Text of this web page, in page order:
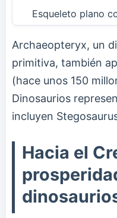
Esqueleto plano
Archaeopteryx, un
primitiva, también
(hace unos 150
Dinosaurios
incluyen
Hacia el